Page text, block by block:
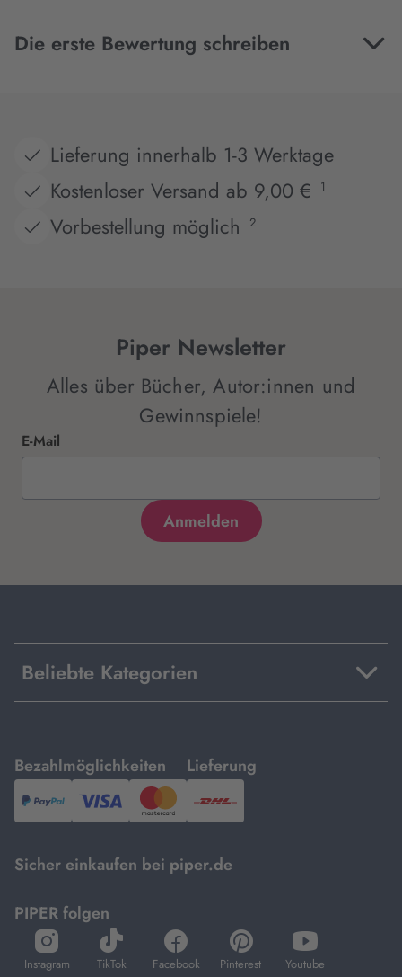
Die erste Bewertung schreiben
Lieferung innerhalb 1-3 Werktage
Kostenloser Versand ab 9,00 €
1
Vorbestellung möglich 2
Piper Newsletter
Alles über Bücher, Autor:innen und
Gewinnspiele!
E-Mail
Beliebte Kategorien
Bezahlmöglichkeiten
mit
PayPal,Visa
und
Lieferung
mit
DHL.
Sicher einkaufen bei piper.de
PIPER folgen
Instagram
öffnet
in
TikTok
öffnet
in
Facebook
öffnet
in
Pinterest
öffnet
in
Youtube
öffnet
in